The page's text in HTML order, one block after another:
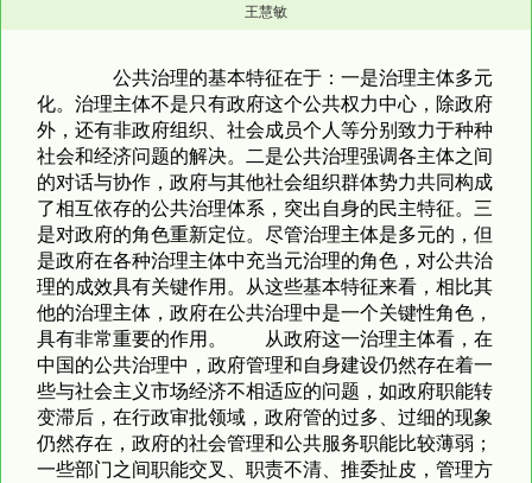
王慧敏
公共治理的基本特征在于：一是治理主体多元
化。治理主体不是只有政府这个公共权力中心，除政府
外，还有非政府组织、社会成员个人等分别致力于种种
社会和经济问题的解决。二是公共治理强调各主体之间
的对话与协作，政府与其他社会组织群体势力共同构成
了相互依存的公共治理体系，突出自身的民主特征。三
是对政府的角色重新定位。尽管治理主体是多元的，但
是政府在各种治理主体中充当元治理的角色，对公共治
理的成效具有关键作用。从这些基本特征来看，相比其
他的治理主体，政府在公共治理中是一个关键性角色，
具有非常重要的作用。 从政府这一治理主体看，在
中国的公共治理中，政府管理和自身建设仍然存在着一
些与社会主义市场经济不相适应的问题，如政府职能转
变滞后，在行政审批领域，政府管的过多、过细的现象
仍然存在，政府的社会管理和公共服务职能比较薄弱；
一些部门之间职能交叉、职责不清、推委扯皮，管理方